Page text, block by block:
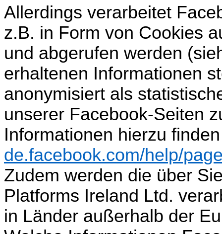
Allerdings verarbeitet
z.B. in Form von Cookies
und abgerufen werden
erhaltenen Informationen
anonymisiert als
unserer Facebook-Seiten
Informationen hierzu
de.facebook.com/help/
Zudem werden die über
Platforms Ireland Ltd.
in Länder außerhalb der